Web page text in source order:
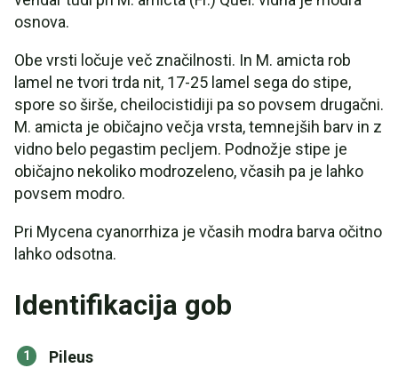
osnova.
Obe vrsti ločuje več značilnosti. In M. amicta rob
lamel ne tvori trda nit, 17-25 lamel sega do stipe,
spore so širše, cheilocistidiji pa so povsem drugačni.
M. amicta je običajno večja vrsta, temnejših barv in z
vidno belo pegastim pecljem. Podnožje stipe je
običajno nekoliko modrozeleno, včasih pa je lahko
povsem modro.
Pri Mycena cyanorrhiza je včasih modra barva očitno
lahko odsotna.
Identifikacija gob
Pileus